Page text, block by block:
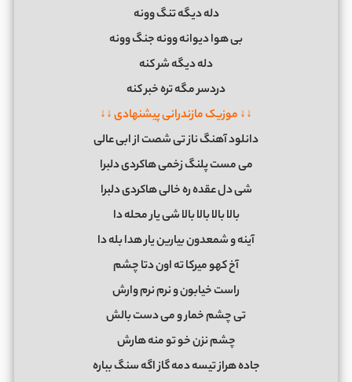
دﻟﻪ دﻳﮕﻪ ﺗﻨﮓ ووﻧﻪ
ﺑﻰ ﻫﻮا دﻳﻮاﻧﻪ ووﻧﻪ ﺟﻨﮓ ووﻧﻪ
دﻟﻪ دﻳﮕﻪ ﺷﺮ ﻛﻨﻪ
دردﺳﺮ ﻣﮕﻪ ﺗﺮه ﺧﺒﺮ ﻛﻨﻪ
↓↓ موزیک مازندرانی پیشنهادی ↓↓
دانلود آهنگ ناز تی شصت از ابی عالی
ﻣﻰ ﻣﺴﺖ ﭘﻠﻨﮓ زﺧﻤﻰ ﻫﺎﻛﺮدی دﻟﺒﺮا
ﺷﻰ دل ﻋﻘﺪه ره ﺧﺎﻟﻰ ﻫﺎﻛﺮدی دﻟﺒﺮا
ﺑﺎﻟﺎ ﺑﺎﻟﺎ ﺑﺎﻟﺎ ﺑﺎﻟﺎ ﺷﻰ ﻳﺎر ﻣﺤﻠﻪ دا
آﻳﻨﻪ و ﺷﻤﻌﺪون ﺑﻴﺎرﻳﻦ ﻳﺎر ﻫﺪا ﺑﻠﻪ دا
آخ ﻛﻬﻮ ﻣﻴﺮﻛﺎ ﺗﻪ اون دﺗﺎ ﭼﺸﻢ
راﺳﺖ ﺧﻴﺎﺑﻮن و ﻧﺮم ﻧﺮم وارش
ﺗﻰ ﭼﺸﻢ ﺧﻤﺎر و ﻣﻰ دﺳﺖ ﺑﺎﻟﺶ
ﭼﺸﻢ ﻧﺰن ﺧﻮ ﺗﻮ ﻣﻨﻪ ﻫﺎرش
ﺟﺎده ﻫﺮاز ﺗﻴﺴﻪ دﻣﻪ ﮔﺎز اﮔﻪ ﺳﻨﮓ ﺑﺒﺎره